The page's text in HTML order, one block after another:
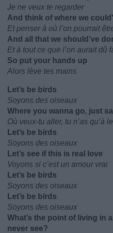
Je ne veux te regarder
And think of where we
Et penser à où l’on pourrait
And all that we should’ve
Et à tout ce que l’on aurait dû
So put your hands up
Alors lève tes mains
Let’s be birds
Soyons des oiseaux
Where you wanna go, just
Où veux-tu aller, tu n’as qu’à
Let’s be birds
Soyons des oiseaux
Let’s see if this is real love
Voyons si c’est un amour vrai
Let’s be birds
Soyons des oiseaux
Let’s be birds
Soyons des oiseaux
What’s the point of living in
never see?